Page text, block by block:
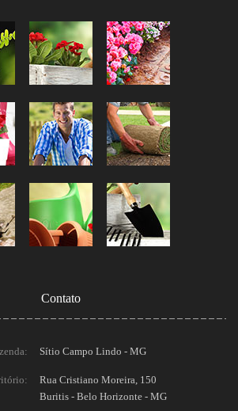
Contato
Sítio Campo Lindo - MG
Rua Cristiano Moreira, 150
Buritis - Belo Horizonte - MG